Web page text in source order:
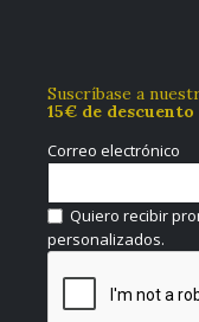
Suscríbase a
15€ de descuento
Correo electrónico
Quiero recibir
personalizados.